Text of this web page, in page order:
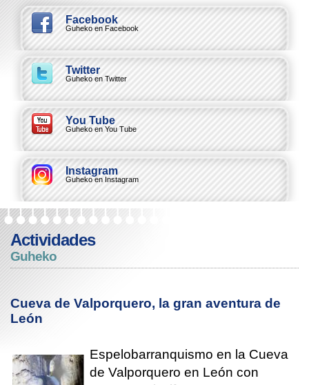
Facebook
Guheko en Facebook
Twitter
Guheko en Twitter
You Tube
Guheko en You Tube
Instagram
Guheko en Instagram
Actividades
Guheko
Cueva de Valporquero, la gran aventura de
León
Espelobarranquismo en la Cueva
de Valporquero en León con